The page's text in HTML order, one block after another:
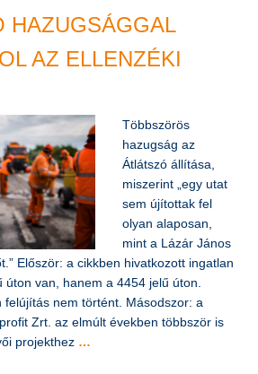
HAZUGSÁGGAL
AZ ELLENZÉKI
Többszörös
hazugság az
Átlátszó állítása,
miszerint „egy utat
sem újítottak fel
olyan alaposan,
mint a Lázár János
Először: a cikkben hivatkozott ingatlan
úton van, hanem a 4454 jelű úton.
felújítás nem történt. Másodszor: a
Zrt. az elmúlt években többször is
projekthez …